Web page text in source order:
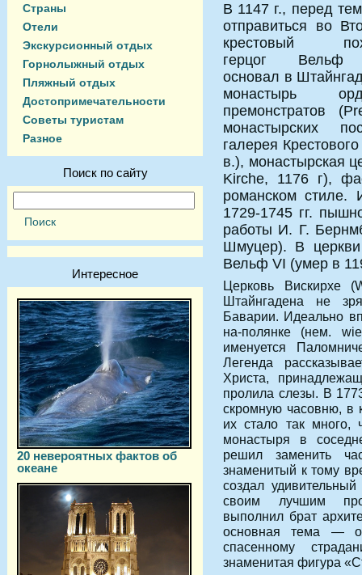
Страны
Отели
Экскурсионный отдых
Горнолыжный отдых
Пляжный отдых
Достопримечательности
Советы туристам
Разное
Поиск по сайту
Интересное
20 невероятных фактов об
океане
В 1147 г., перед
отправиться во
крестовый
герцог
основал в
монастырь
премонстратов
монастырских
галерея
в.), монастырская
Kirche, 1176 г),
романском стиле.
1729-1745 гг.
работы И. Г.
Шмуцер). В церкви
Вельф VI (умер в
Церковь Вискирхе
Штайнгадена не
Баварии. Идеально
на-полянке (нем.
именуется
Легенда
Христа,
пролила слезы. В
скромную часовню, в
их стало так много,
монастыря в
решил заменить
знаменитый к тому
создал
своим лучшим
выполнил брат
основная тема —
спасенному
знаменитая фигура